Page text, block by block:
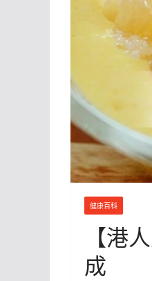
健康百科
【港
成